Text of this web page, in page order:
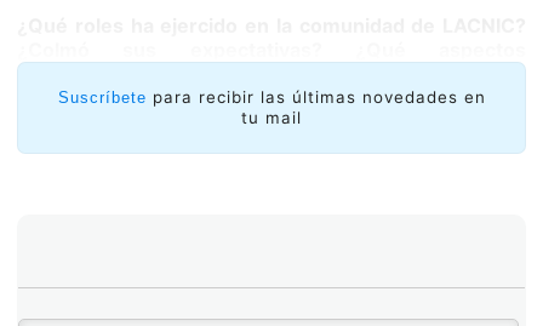
destacaría?
Suscríbete para recibir las últimas novedades en
tu mail